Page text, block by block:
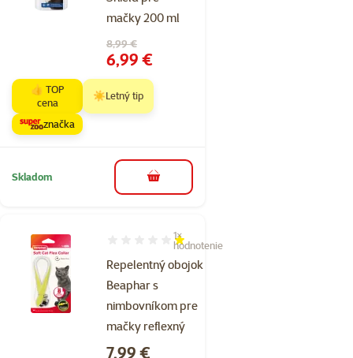
mačky 200 ml
Pôvodná cena
8,99 €
Cena
6,99 €
👍 TOP
cena
☀️Letný tip
značka
Skladom do košíka
Repelentný obojok
Beaphar s
nimbovníkom pre
mačky reflexný
Hodnotenie 20%, počet hodnotení: 1
1×
hodnotenie
Cena
7,99 €